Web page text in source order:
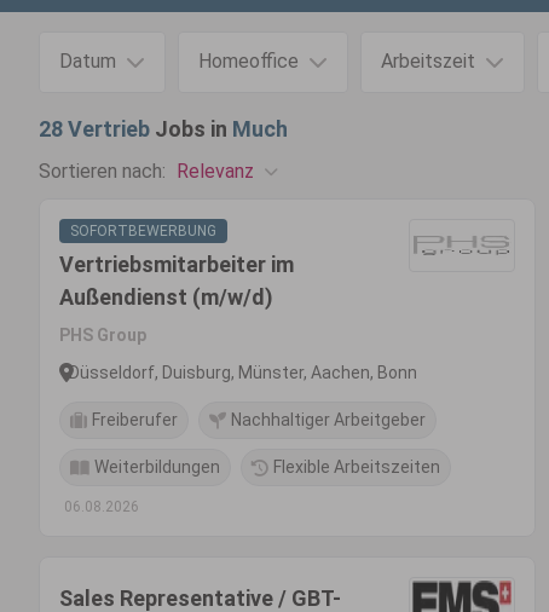
Datum Homeoffice Arbeitszeit
28Vertrieb Jobs in Much
Sortieren nach: Relevanz
SOFORTBEWERBUNG
Vertriebsmitarbeiter im
Außendienst (m/w/d)
PHS Group
Düsseldorf, Duisburg, Münster, Aachen, Bonn
Freiberufer Nachhaltiger Arbeitgeber
Weiterbildungen Flexible Arbeitszeiten
06.08.2026
Sales Representative / GBT-